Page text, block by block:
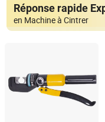
Réponse rapide
en Machine à Cintrer
Yuhuan Shenniu
Zhejiang, China